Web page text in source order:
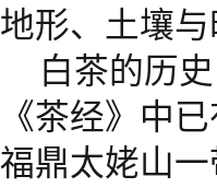
地形、土壤
白茶的历
《茶经》中
福鼎太姥山